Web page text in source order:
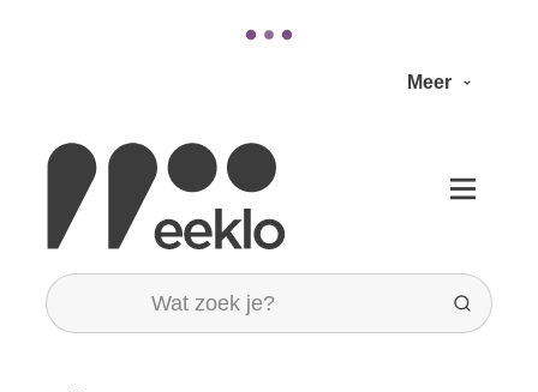
Meer
Stad Eeklo
Wat zoek je?
Zoeken
Menu